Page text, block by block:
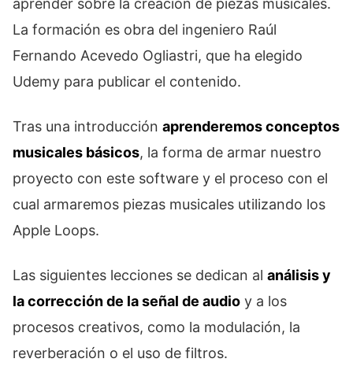
aprender sobre la creación de piezas musicales.
La formación es obra del ingeniero Raúl
Fernando Acevedo Ogliastri, que ha elegido
Udemy para publicar el contenido.
Tras una introducción aprenderemos conceptos
musicales básicos, la forma de armar nuestro
proyecto con este software y el proceso con el
cual armaremos piezas musicales utilizando los
Apple Loops.
Las siguientes lecciones se dedican al análisis y
la corrección de la señal de audio y a los
procesos creativos, como la modulación, la
reverberación o el uso de filtros.